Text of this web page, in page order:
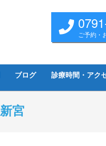
ご予約・
ブログ 診療時間・アク
新宮